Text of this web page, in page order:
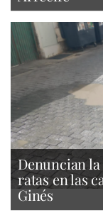
Denuncian
ratas en las
Ginés